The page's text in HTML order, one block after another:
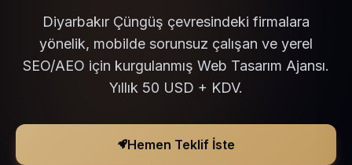
Diyarbakır Çüngüş çevresindeki firmalara
yönelik, mobilde sorunsuz çalışan ve yerel
SEO/AEO için kurgulanmış Web Tasarım Ajansı.
Yıllık 50 USD + KDV.
Hemen Teklif İste